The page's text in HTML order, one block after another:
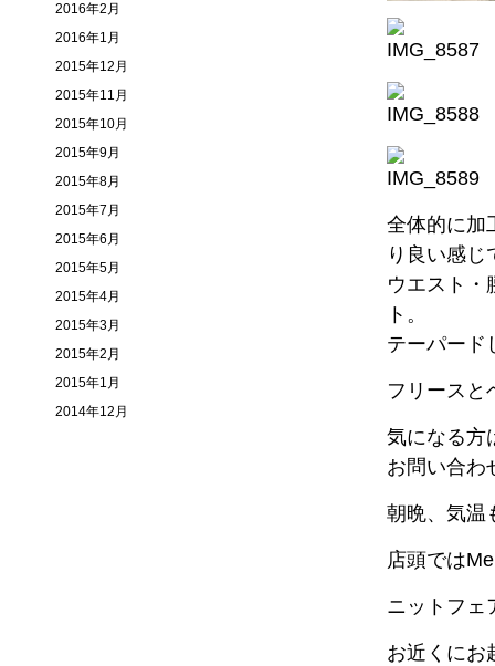
全体的に加
り良い感じ
ウエスト・
ト。
テーパード
フリースと
気になる方
お問い合わ
朝晩、気温
店頭では
ニットフェ
お近くにお
2016年2月
2016年1月
2015年12月
2015年11月
2015年10月
2015年9月
2015年8月
2015年7月
2015年6月
2015年5月
2015年4月
2015年3月
2015年2月
2015年1月
2014年12月